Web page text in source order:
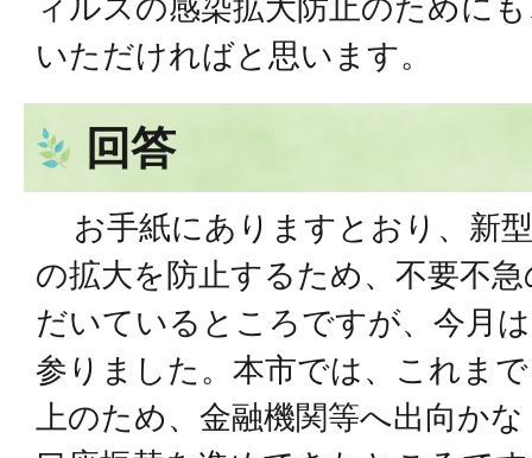
いただければと思います。
回答
お⼿紙にありますとおり、新
の拡⼤を防⽌するため、不要不
だいているところですが、今⽉
参りました。本市では、これま
上のため、⾦融機関等へ出向か